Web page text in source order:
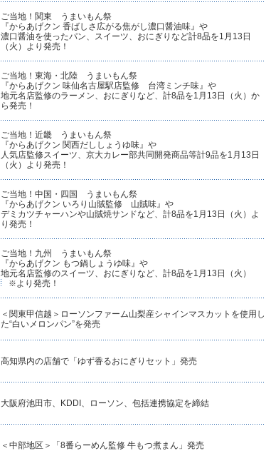
ご当地！関東 うまいもん祭
『からあげクン 香ばしさ広がる焦がし濃口醤油味』や
濃口醤油を使ったパン、スイーツ、おにぎりなど計8品を1月13日
（火）より発売！
ご当地！東海・北陸 うまいもん祭
『からあげクン 味仙名古屋駅店監修 台湾ミンチ味』や
地元名店監修のラーメン、おにぎりなど、計8品を1月13日（火）か
ら発売！
ご当地！近畿 うまいもん祭
『からあげクン 関西だししょうゆ味』や
人気店監修スイーツ、京大カレー部共同開発商品等計9品を1月13日
（火）より発売！
ご当地！中国・四国 うまいもん祭
『からあげクン いろり山賊監修 山賊味』や
デミカツチャーハンや山賊焼サンドなど、計8品を1月13日（火）よ
り発売！
ご当地！九州 うまいもん祭
『からあげクン もつ鍋しょうゆ味』や
地元名店監修のスイーツ、おにぎりなど、計8品を1月13日（火）
※ より発売！
＜関東甲信越＞ローソンファーム山梨産シャインマスカットを使用し
た“白いメロンパン”を発売
高知県内の店舗で「ゆず香るおにぎりセット」発売
大阪府池田市、KDDI、ローソン、包括連携協定を締結
＜中部地区＞「8番らーめん監修 牛もつ煮まん」発売